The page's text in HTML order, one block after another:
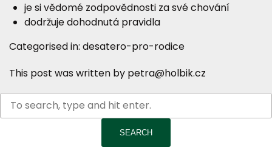
je si vědomé zodpovědnosti za své chování
dodržuje dohodnutá pravidla
Categorised in: desatero-pro-rodice
This post was written by petra@holbik.cz
SEARCH